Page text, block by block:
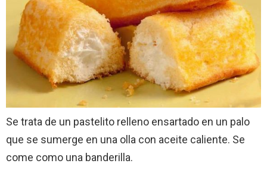
Se trata de un pastelito relleno ensartado en un palo
que se sumerge en una olla con aceite caliente. Se
come como una banderilla.